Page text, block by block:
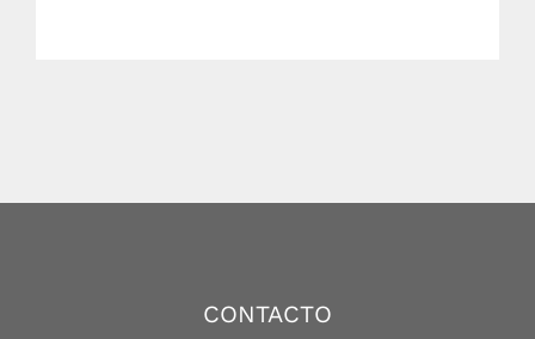
CONTACTO